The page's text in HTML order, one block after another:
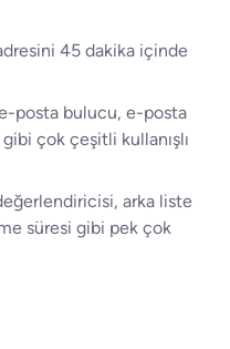
45 dakika içinde
posta bulucu, e-posta
çok çeşitli kullanışlı
arka liste
süresi gibi pek çok